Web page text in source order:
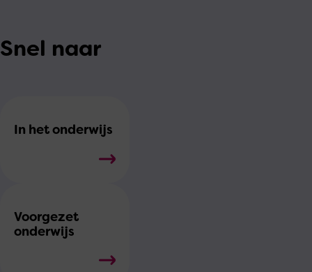
Snel naar
In het onderwijs
Voorgezet
onderwijs